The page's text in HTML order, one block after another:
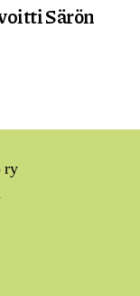
Särön
ry